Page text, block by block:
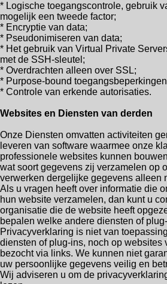
* Logische toegangscontrole, gebruik
mogelijk een tweede factor;
* Encryptie van data;
* Pseudonimiseren van data;
* Het gebruik van Virtual Private
met de SSH-sleutel;
* Overdrachten alleen over SSL;
* Purpose-bound
* Controle van erkende autorisaties.
Websites en Diensten van derden
Onze Diensten omvatten activiteiten
leveren van software waarmee onze
professionele websites kunnen
wat soort gegevens zij verzamelen op
verwerken dergelijke gegevens alleen
Als u vragen heeft over informatie die
hun website verzamelen, dan kunt u
organisatie die de website heeft
bepalen welke andere diensten of
Privacyverklaring is niet van
diensten of plug-ins, noch op websites
bezocht via links. We kunnen niet
uw persoonlijke gegevens veilig en
Wij adviseren u om de